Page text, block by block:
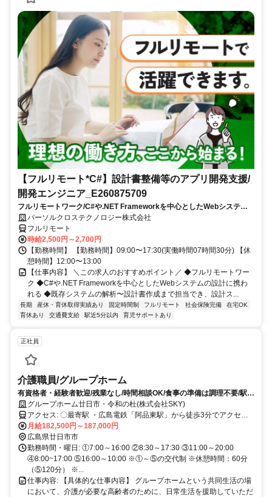
【フルリモート*C#】設計書整備等のアプリ開発支援/
開発エンジニア_E260875709
フルリモートワーク/C#や.NET Frameworkを中心としたWebシステム
の設計に携われる/既存システムの解析〜設計書作成まで担当でき、設計
スキルを磨ける
パーソルクロステクノロジー株式会社
フルリモート
時給2,500円～2,700円
【勤務時間】 【勤務時間】09:00〜17:30(実働時間07時間30分) 【休
憩時間】12:00〜13:00
【仕事内容】 ＼この求人のおすすめポイント／ ◆フルリモートワー
ク ◆C#や.NET Frameworkを中心としたWebシステムの設計に携わ
れる ◆既存システムの解析〜設計書作成まで担当でき、設計ス...
長期 産休・育休取得実績あり 固定時間制 フルリモート 社会保険完備
在宅OK
育休あり
交通費支給 駅近5分以内 育児サポートあり
正社員
介護職員/グループホーム
有資格者・経験者歓迎/残業なし/時間相談OK/食事の準備は調理不要/駅か
ら徒歩3分
グループホーム廿日市・令和の杜(株式会社SKY)
アクセス: 〇最寄駅 ・広島電鉄「阿品東駅」から徒歩3分でアクセス
便利です！ ※交通費支給！ ※車通勤OK！バイク通勤OK！ ※駅近5分
以内！
月給182,500円～187,000円
広島県廿日市市
勤務時間・曜日: ①7:00～16:00 ②8:30～17:30 ③11:00～20:00
④8:00~17:00 ⑤16:00～10:00 ※①～⑤の交代制 ※休憩時間：60分
（⑤120分） ※...
仕事内容: 【具体的な仕事内容】 グループホームという共同生活の場
において、介護が必要な高齢者のために、日常生活を援助していただ